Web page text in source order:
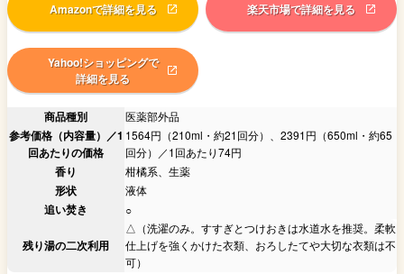
Amazonで詳細を見る 楽天市場で詳細を見る
Yahoo!ショッピングで
詳細を見る
商品種別 医薬部外品
参考価格（内容量）／1
回あたりの価格
1564円（210ml・約21回分）、2391円（650ml・約65
回分）／1回あたり74円
香り 柑橘系、生薬
形状 液体
追い焚き ○
残り湯の二次利用
△（洗濯のみ。すすぎとつけおきは水道水を推奨。柔軟
仕上げを強くかけた衣類、おろしたてや大切な衣類は不
可）